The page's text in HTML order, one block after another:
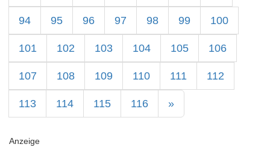
94 95 96 97 98 99 100
101 102 103 104 105 106
107 108 109 110 111 112
113 114 115 116 »
Anzeige